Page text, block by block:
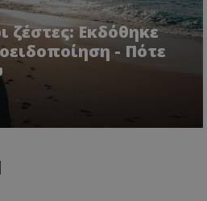
ζέστες: Εκδόθηκε
- Πότε